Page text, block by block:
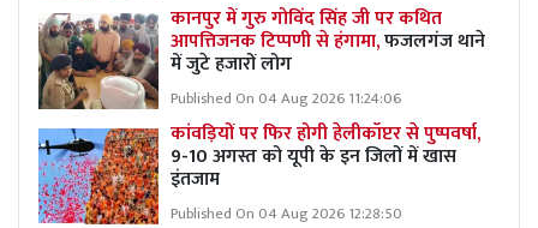
कानपुर में गुरु गोविंद सिंह जी पर कथित
आपत्तिजनक टिप्पणी से हंगामा,फजलगंज थाने
में जुटे हजारों लोग
Published On 04 Aug 2026 11:24:06
कांवड़ियों पर फिर होगी हेलीकॉप्टर से पुष्पवर्षा,
9-10 अगस्त को यूपी के इन जिलों में खास
इंतजाम
Published On 04 Aug 2026 12:28:50